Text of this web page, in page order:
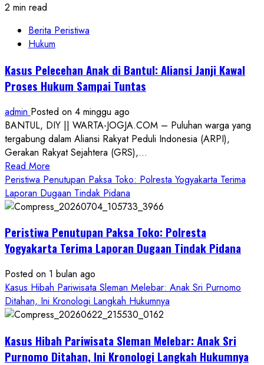
2 min read
Berita Peristiwa
Hukum
Kasus Pelecehan Anak di Bantul: Aliansi Janji Kawal
Proses Hukum Sampai Tuntas
admin Posted on 4 minggu ago
BANTUL, DIY || WARTA-JOGJA.COM – Puluhan warga yang
tergabung dalam Aliansi Rakyat Peduli Indonesia (ARPI),
Gerakan Rakyat Sejahtera (GRS),...
Read More
more
about
Kasus
Anak
di
Aliansi
Janji
Kawal
Proses
Sampai
Tuntas
Peristiwa Penutupan Paksa Toko: Polresta Yogyakarta Terima
Laporan Dugaan Tindak Pidana
Peristiwa Penutupan Paksa Toko: Polresta
Yogyakarta Terima Laporan Dugaan Tindak Pidana
Posted on 1 bulan ago
Kasus Hibah Pariwisata Sleman Melebar: Anak Sri Purnomo
Ditahan, Ini Kronologi Langkah Hukumnya
Kasus Hibah Pariwisata Sleman Melebar: Anak Sri
Purnomo Ditahan, Ini Kronologi Langkah Hukumnya